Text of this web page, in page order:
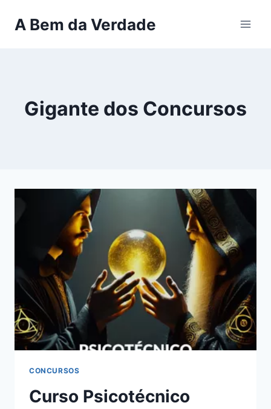
paraA Bem da Verdade
Gigante dos Concursos
CONCURSOS
Curso Psicotécnico